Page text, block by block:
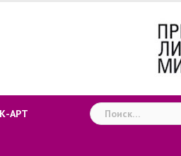
АРТ Найти: